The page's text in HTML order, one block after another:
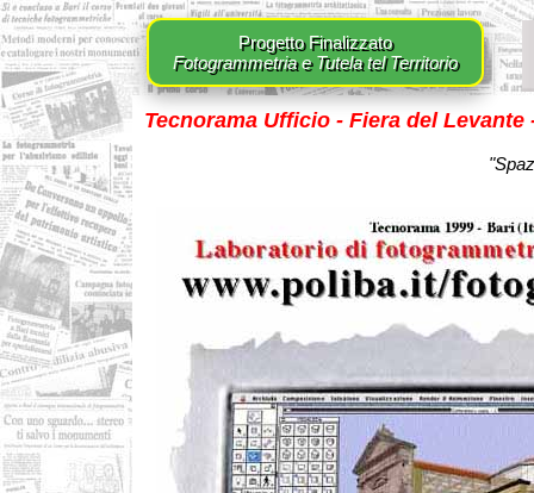
Progetto Finalizzato
Fotogrammetria e Tutela tel Territorio
Tecnorama Ufficio - Fiera del Levante